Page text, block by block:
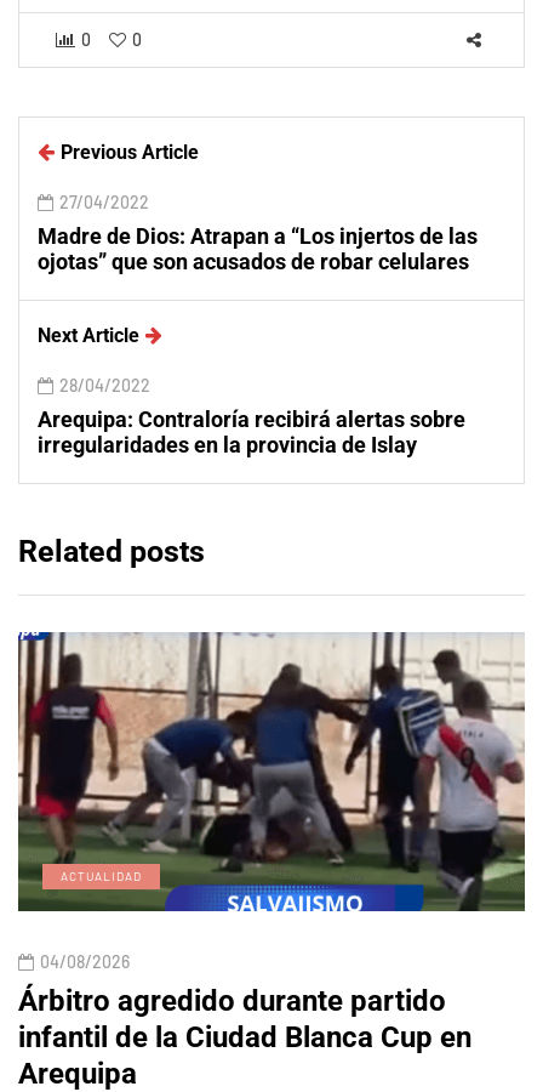
0 0
Previous Article
27/04/2022
Madre de Dios: Atrapan a “Los injertos de las
ojotas” que son acusados de robar celulares
Next Article
28/04/2022
Arequipa: Contraloría recibirá alertas sobre
irregularidades en la provincia de Islay
Related posts
ACTUALIDAD
04/08/2026
Árbitro agredido durante partido
infantil de la Ciudad Blanca Cup en
Arequipa